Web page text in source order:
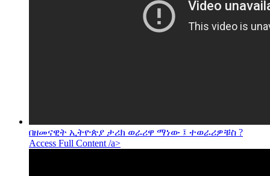
በዘመናዊት ኢትዮጵያ ታሪክ ወራሪዋ ማነው ፤ ተወራሪዎቹስ ?
Access Full Content /a>